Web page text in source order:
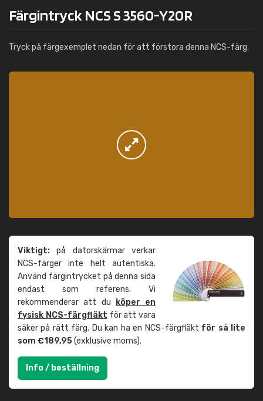
Färgintryck NCS S 3560-Y20R
Tryck på färgexemplet nedan för att förstora denna NCS-färg:
Viktigt: på datorskärmar verkar
NCS-färger inte helt autentiska.
Använd färgintrycket på denna sida
endast som referens. Vi
rekommenderar att du
köper en
fysisk NCS-färgfläkt för att vara
säker på rätt färg. Du kan ha en NCS-färgfläkt för så lite
som €189,95(exklusive moms).
Info / beställning